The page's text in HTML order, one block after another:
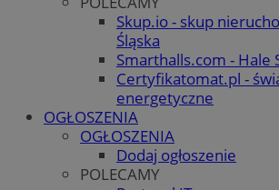
Skup.io - skup
Śląska
Smarthalls.com - Hale
Certyfikatomat.pl -
energetyczne
OGŁOSZENIA
OGŁOSZENIA
Dodaj ogłoszenie
POLECAMY